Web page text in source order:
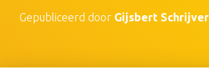
Gepubliceerd door Gijsbert